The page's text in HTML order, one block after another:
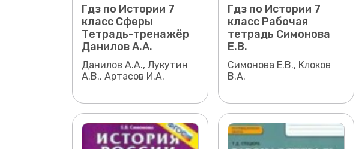
Гдз по Истории 7
класс Сферы
Тетрадь-тренажёр
Данилов А.А.
Данилов А.А., Лукутин
А.В., Артасов И.А.
Гдз по Истории 7
класс Рабочая
тетрадь Симонова
Е.В.
Симонова Е.В., Клоков
В.А.